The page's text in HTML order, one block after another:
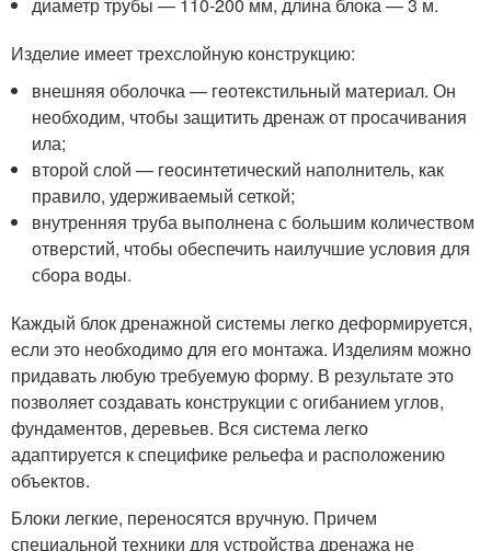
Изделие имеет трехслойную конструкцию:
внешняя оболочка — геотекстильный материал. Он
необходим, чтобы защитить дренаж от просачивания
ила;
второй слой — геосинтетический наполнитель, как
правило, удерживаемый сеткой;
внутренняя труба выполнена с большим количеством
отверстий, чтобы обеспечить наилучшие условия для
сбора воды.
Каждый блок дренажной системы легко деформируется,
если это необходимо для его монтажа. Изделиям можно
придавать любую требуемую форму. В результате это
позволяет создавать конструкции с огибанием углов,
фундаментов, деревьев. Вся система легко
адаптируется к специфике рельефа и расположению
объектов.
Блоки легкие, переносятся вручную. Причем
специальной техники для устройства дренажа не